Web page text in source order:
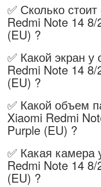
✅ Сколько
Redmi Note 14
(EU) ?
✅ Какой экран
Redmi Note 14
(EU) ?
✅ Какой объем
Xiaomi Redmi
Purple (EU) ?
✅ Какая
Redmi Note 14
(EU) ?